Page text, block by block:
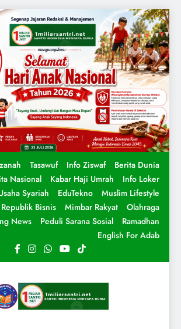
Tasawuf Info Ziswaf
Berita Dunia
Nasional
Kabar Haji Umrah
Info Loker
Syariah
EduTekno
Muslim Lifestyle
Republik Bisnis
Mimbar Rakyat
Olahraga
News
Peduli Sarana Sosial
Ramadhan
English For Adab